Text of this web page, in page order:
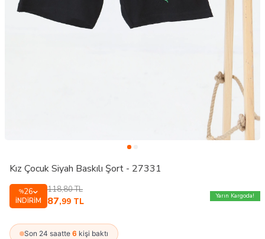
Kız Çocuk Siyah Baskılı Şort - 27331
%26
İNDIRIM
118,80TL
87,99 TL
Yarın Kargoda!
Son 24 saatte 6 kişi baktı